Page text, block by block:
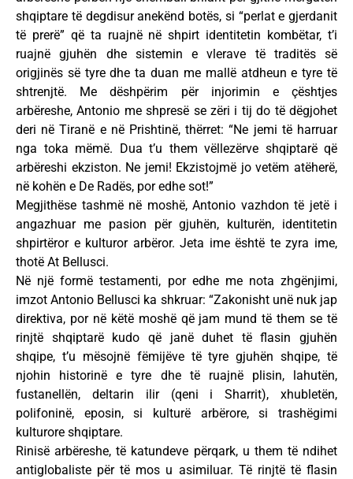
shqiptare të degdisur anekënd botës, si “perlat e gjerdanit
të prerë” që ta ruajnë në shpirt identitetin kombëtar, t’i
ruajnë gjuhën dhe sistemin e vlerave të traditës së
origjinës së tyre dhe ta duan me mallë atdheun e tyre të
shtrenjtë. Me dëshpërim për injorimin e çështjes
arbëreshe, Antonio me shpresë se zëri i tij do të dëgjohet
deri në Tiranë e në Prishtinë, thërret: “Ne jemi të harruar
nga toka mëmë. Dua t’u them vëllezërve shqiptarë që
arbëreshi ekziston. Ne jemi! Ekzistojmë jo vetëm atëherë,
në kohën e De Radës, por edhe sot!”
Megjithëse tashmë në moshë, Antonio vazhdon të jetë i
angazhuar me pasion për gjuhën, kulturën, identitetin
shpirtëror e kulturor arbëror. Jeta ime është te zyra ime,
thotë At Bellusci.
Në një formë testamenti, por edhe me nota zhgënjimi,
imzot Antonio Bellusci ka shkruar: “Zakonisht unë nuk jap
direktiva, por në këtë moshë që jam mund të them se të
rinjtë shqiptarë kudo që janë duhet të flasin gjuhën
shqipe, t’u mësojnë fëmijëve të tyre gjuhën shqipe, të
njohin historinë e tyre dhe të ruajnë plisin, lahutën,
fustanellën, deltarin ilir (qeni i Sharrit), xhubletën,
polifoninë, eposin, si kulturë arbërore, si trashëgimi
kulturore shqiptare.
Rinisë arbëreshe, të katundeve përqark, u them të ndihet
antiglobaliste për të mos u asimiluar. Të rinjtë të flasin